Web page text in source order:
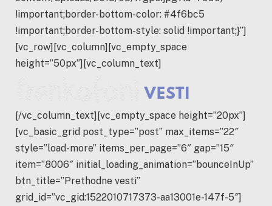
!important;border-bottom-color: #4f6bc5
!important;border-bottom-style: solid !important;}”]
[vc_row][vc_column][vc_empty_space
height=”50px”][vc_column_text]
[/vc_column_text][vc_empty_space height=”20px”]
[vc_basic_grid post_type=”post” max_items=”22″
style=”load-more” items_per_page=”6″ gap=”15″
item=”8006″ initial_loading_animation=”bounceInUp”
btn_title=”Prethodne vesti”
grid_id=”vc_gid:1522010717373-aa13001e-147f-5″]